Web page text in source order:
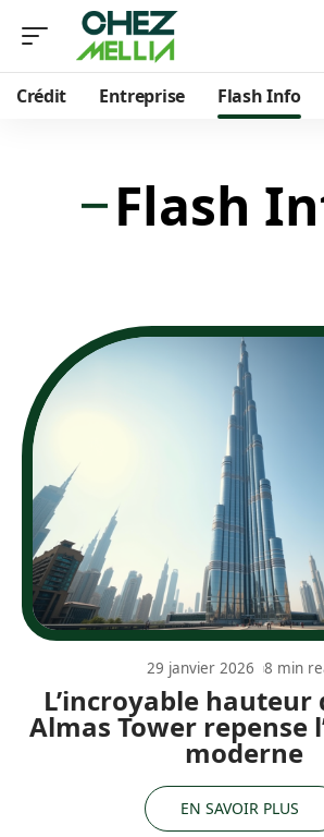
Crédit Entreprise Flash Info
Flash
L’incroyable
Almas Tower repense
moderne
29 janvier 2026 8 min
EN SAVOIR PLUS